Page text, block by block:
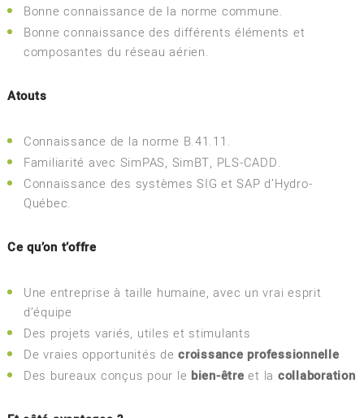
Bonne connaissance de la norme commune.
Bonne connaissance des différents éléments et
composantes du réseau aérien.
Atouts
Connaissance de la norme B.41.11.
Familiarité avec SimPAS, SimBT, PLS-CADD.
Connaissance des systèmes SIG et SAP d’Hydro-
Québec.
Ce qu’on t’offre
Une entreprise à taille humaine, avec un vrai esprit
d’équipe
Des projets variés, utiles et stimulants
De vraies opportunités decroissance professionnelle
Des bureaux conçus pour le bien-être et la collaboration